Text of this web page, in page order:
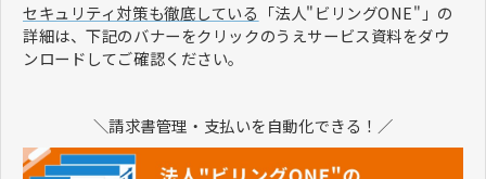
セキュリティ対策も徹底している 「法人"ビリングONE"」の
詳細は、下記のバナーをクリックのうえサービス資料をダウ
ンロードしてご確認ください。
＼請求書管理・支払いを自動化できる！／